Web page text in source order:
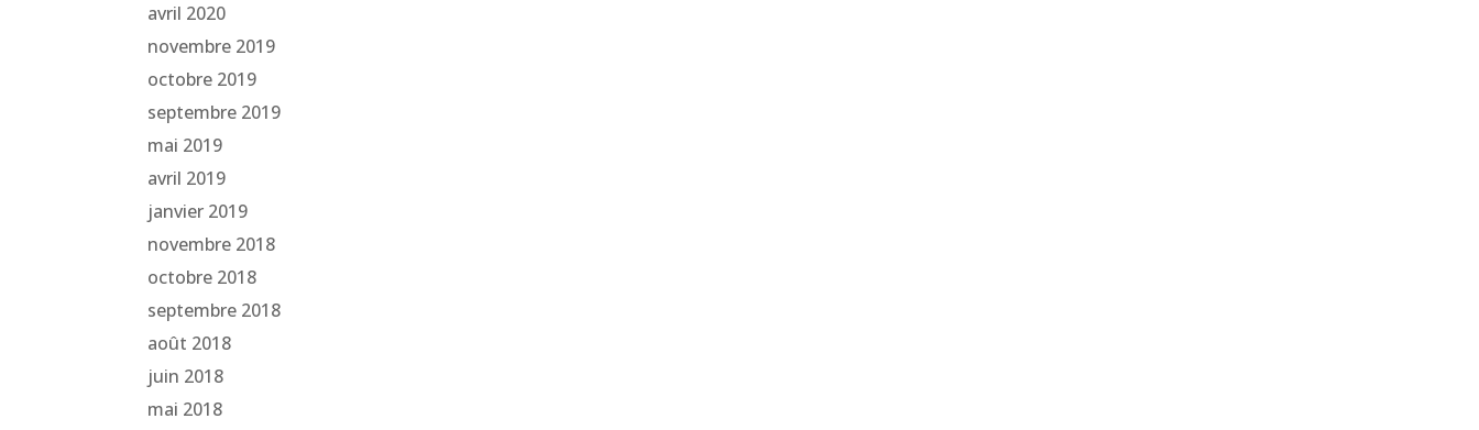
avril 2020
novembre 2019
octobre 2019
septembre 2019
mai 2019
avril 2019
janvier 2019
novembre 2018
octobre 2018
septembre 2018
août 2018
juin 2018
mai 2018